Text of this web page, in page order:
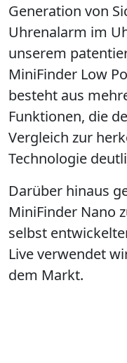
Generation von
Uhrenalarm im
unserem
MiniFinder Low
besteht aus
Funktionen, die
Vergleich zur
Technologie
Darüber hinaus
MiniFinder Nano
selbst
Live verwendet
dem Markt.